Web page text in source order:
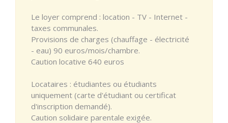
Le loyer comprend : location - TV - Internet -
taxes communales.
Provisions de charges (chauffage - électricité
- eau) 90 euros/mois/chambre.
Caution locative 640 euros
Locataires : étudiantes ou étudiants
uniquement (carte d'étudiant ou certificat
d'inscription demandé).
Caution solidaire parentale exigée.